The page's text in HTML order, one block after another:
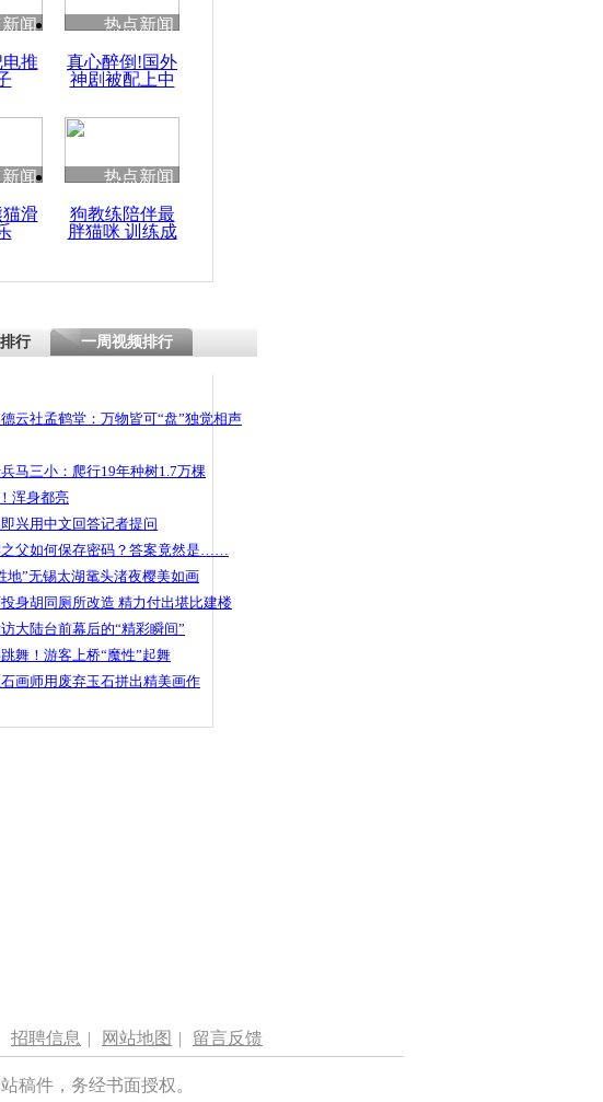
度苗族花山节
魂
闻
推
热点新闻
真心醉倒!国外
神剧被配上中
闻
滑
热点新闻
狗教练陪伴最
胖猫咪 训练成
行 一周视频排行
德云社孟鹤堂：万物皆可“盘”独觉相声
马三小：爬行19年种树1.7万棵
浑身都亮
兴用中文回答记者提问
父如何保存密码？答案竟然是……
地”无锡太湖鼋头渚夜樱美如画
身胡同厕所改造 精力付出堪比建楼
大陆台前幕后的“精彩瞬间”
舞！游客上桥“魔性”起舞
画师用废弃玉石拼出精美画作
招聘信息 | 网站地图 | 留言反馈
稿件，务经书面授权。